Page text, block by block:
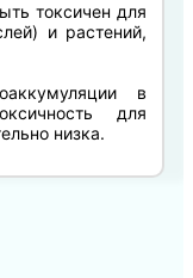
токсичен для
и растений,
в
для
низка.